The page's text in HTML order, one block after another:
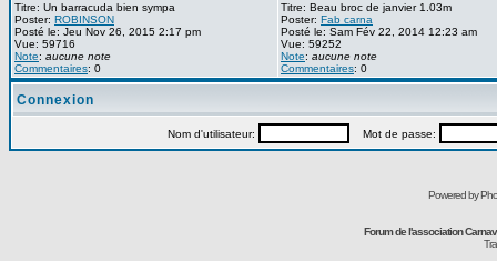
Titre: Un barracuda bien sympa
Poster: ROBINSON
Posté le: Jeu Nov 26, 2015 2:17 pm
Vue: 59716
Note: aucune note
Commentaires: 0
Titre: Beau broc de janvier 1.03m
Poster: Fab carna
Posté le: Sam Fév 22, 2014 12:23 am
Vue: 59252
Note: aucune note
Commentaires: 0
Connexion
Nom d'utilisateur: Mot de passe:
Powered by
Forum de l'association